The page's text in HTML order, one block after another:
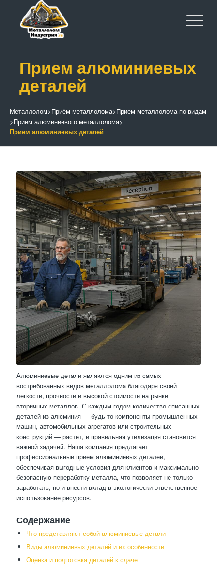
Прием алюминиевых
деталей
Металлолом>Приём металлолома>Прием металлолома по видам
>Прием алюминиевого металлолома>
Прием алюминиевых деталей
Алюминиевые детали являются одним из самых
востребованных видов металлолома благодаря своей
легкости, прочности и высокой стоимости на рынке
вторичных металлов. С каждым годом количество списанных
деталей из алюминия — будь то компоненты промышленных
машин, автомобильных агрегатов или строительных
конструкций — растет, и правильная утилизация становится
важной задачей. Наша компания предлагает
профессиональный прием алюминиевых деталей,
обеспечивая выгодные условия для клиентов и максимально
безопасную переработку металла, что позволяет не только
заработать, но и внести вклад в экологически ответственное
использование ресурсов.
Содержание
Что представляют собой алюминиевые детали
Виды алюминиевых деталей и их особенности
Оценка и подготовка деталей к сдаче